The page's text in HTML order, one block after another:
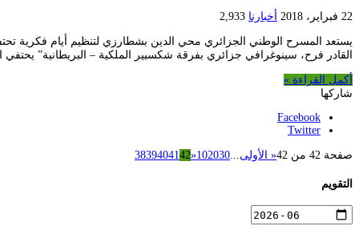
22 فبراير، 2018 أخبارنا 2,933
القادر فرح، سينوغرافي جزائري بفرقة شكسبير الملكية – البريطانية”
أكمل القراءة »
شاركها
Facebook
Twitter
صفحة 42 من 42 « الأولى...
102030
«
3839404142
التقويم